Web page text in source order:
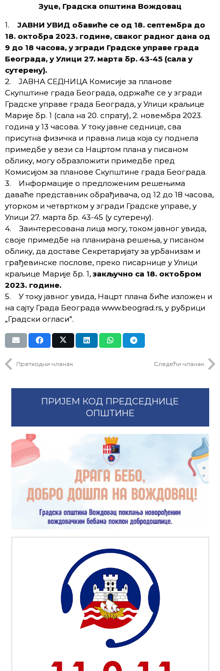
Зуце, Градска општина Вождовац
1. ЈАВНИ УВИД обавиће се од 18. септембра до
18. октобра 2023. године, сваког радног дана од
9 до 18 часова, у згради Градске управе града
Београда, у Улици 27. марта бр. 43-45 (сала у
сутерену).
2. ЈАВНА СЕДНИЦА Комисије за планове
Скупштине града Београда, одржаће се у згради
Градске управе града Београда, у Улици краљице
Марије бр. 1 (сала на 20. спрату), 2. новембра 2023.
година у 13 часова. У току јавне седнице, сва
присутна физичка и правна лица која су поднела
примедбе у вези са Нацртом плана у писаном
облику, могу образложити примедбе пред
Комисијом за планове Скупштине града Београда.
3. Информације о предложеним решењима
даваће представник обрађивача, од 12 до 18 часова,
уторком и четвртком у згради Градске управе, у
Улици 27. марта бр. 43-45 (у сутерену).
4. Заинтересована лица могу, током јавног увида,
своје примедбе на планирана решења, у писаном
облику, да доставе Секретаријату за урбанизам и
грађевинске послове, преко писарнице у Улици
краљице Марије бр. 1, закључно са 18. октобром
2023. године.
5. У току јавног увида, Нацрт плана биће изложен и
на сајту Града Београда www.beograd.rs, у рубрици
„Градски огласи”.
Претходни чланак Следећи чланак
ПРИЈЕМ КОД ПРЕДСЕДНИЦЕ
ОПШТИНЕ